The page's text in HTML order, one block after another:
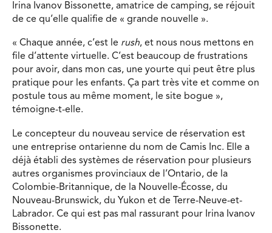
Irina Ivanov Bissonette, amatrice de camping, se réjouit
de ce qu’elle qualifie de « grande nouvelle ».
« Chaque année, c’est le rush, et nous nous mettons en
file d’attente virtuelle. C’est beaucoup de frustrations
pour avoir, dans mon cas, une yourte qui peut être plus
pratique pour les enfants. Ça part très vite et comme on
postule tous au même moment, le site bogue »,
témoigne-t-elle.
Le concepteur du nouveau service de réservation est
une entreprise ontarienne du nom de Camis Inc. Elle a
déjà établi des systèmes de réservation pour plusieurs
autres organismes provinciaux de l’Ontario, de la
Colombie-Britannique, de la Nouvelle-Écosse, du
Nouveau-Brunswick, du Yukon et de Terre-Neuve-et-
Labrador. Ce qui est pas mal rassurant pour Irina Ivanov
Bissonette.